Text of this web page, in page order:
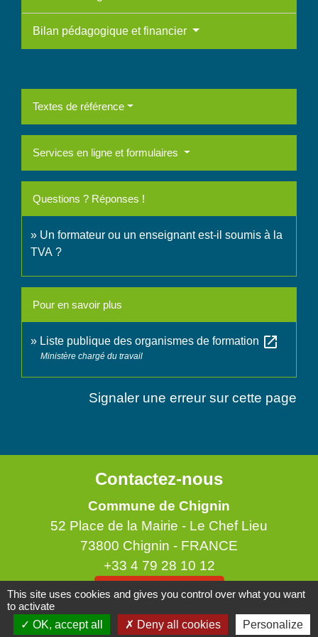
Bilan pédagogique et financier
Textes de référence
Services en ligne et formulaires
Questions ? Réponses !
Un formateur ou un enseignant est-il soumis à la
TVA ?
Pour en savoir plus
Liste publique des organismes de formation open_in_new
Ministère chargé du travail
Signaler une erreur sur cette page
Contactez-nous
Commune de Chignin
52 Place de la Mairie - Le Chef Lieu
73800 Chignin - FRANCE
+33 4 79 28 10 12
Contact par formulaire
Accueil du public
This site uses cookies and gives you control over what you want
to activate
OK, accept all
Deny all cookies Personalize